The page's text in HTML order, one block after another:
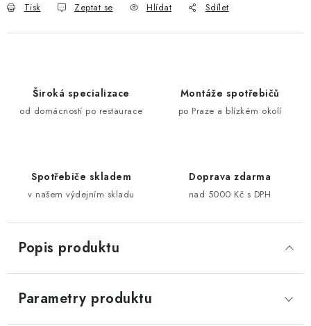
Tisk Zeptat se Hlídat Sdílet
Široká specializace
od domácností po restaurace
Montáže spotřebičů
po Praze a blízkém okolí
Spotřebiče skladem
v našem výdejním skladu
Doprava zdarma
nad 5000 Kč s DPH
Popis produktu
Parametry produktu